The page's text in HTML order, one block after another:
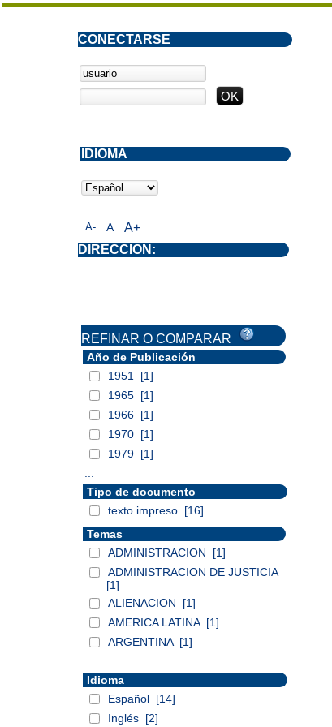
A- A A+
CONECTARSE
DIRECCIÓN:
IDIOMA
REFINAR O COMPARAR
Año de Publicación
1951
[1]
1965 [1]
1966 [1]
1970 [1]
1979 [1]
Tipo de documento
texto impreso [16]
Temas
ADMINISTRACION
[1]
ADMINISTRACION DE JUSTICIA
[1]
ALIENACION
[1]
AMERICA LATINA [1]
ARGENTINA [1]
Idioma
Español [14]
Inglés [2]